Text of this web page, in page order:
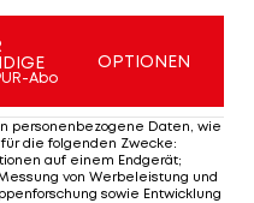
gerade
die Leute im
euch!
October
Abo
OPTIONEN
personenbezogene Daten, wie
die folgenden Zwecke:
auf einem Endgerät;
von Werbeleistung und
sowie Entwicklung